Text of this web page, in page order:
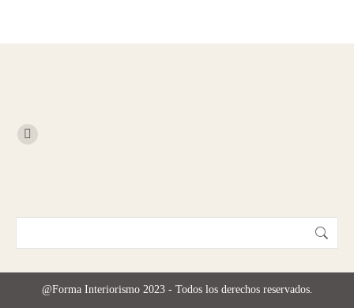
@Forma Interiorismo 2023 - Todos los derechos reservados.